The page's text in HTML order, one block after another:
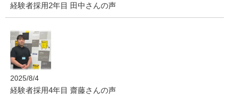
経験者採用2年目 田中さんの声
2025/8/4
経験者採用4年目 齋藤さんの声